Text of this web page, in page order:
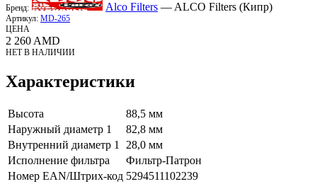
Бренд: Alco Filters — ALCO Filters (Кипр)
Артикул: MD-265
ЦЕНА
2 260AMD
НЕТ В НАЛИЧИИ
Характеристики
Высота
88,5 мм
Наружный диаметр 1
82,8 мм
Внутренний диаметр 1
28,0 мм
Исполнение фильтра
Фильтр-Патрон
Номер EAN/Штрих-код 5294511102239